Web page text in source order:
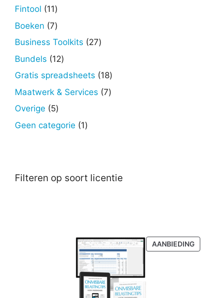
Fintool 1111
producten
Boeken 77
producten
Business Toolkits 2727
Bundels 1212
producten
Gratis spreadsheets 1818
producten
Maatwerk & Services 77
Overige 55
producten
Geen categorie 11
Filteren op soort licentie
AANBIEDING
IN